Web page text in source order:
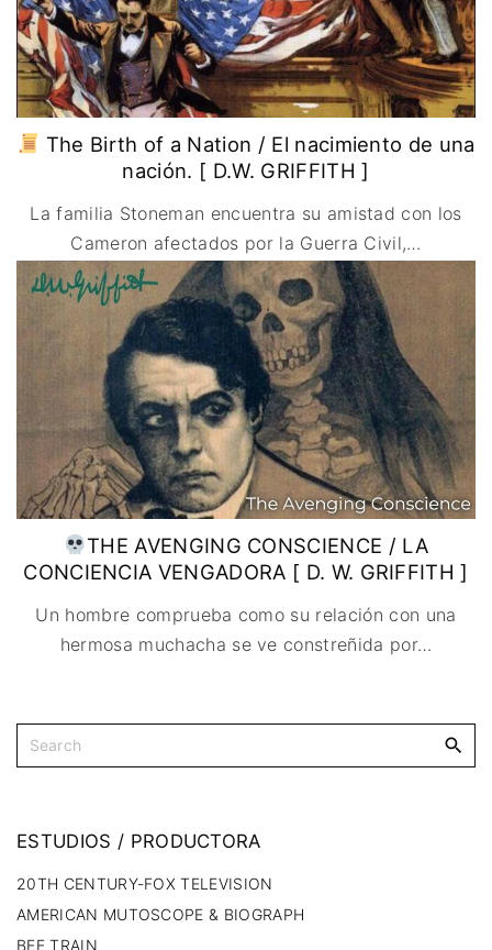
The Birth of a Nation / El nacimiento de una
nación. [ D.W. GRIFFITH ]
La familia Stoneman encuentra su amistad con los
Cameron afectados por la Guerra Civil,…
THE AVENGING CONSCIENCE / LA
CONCIENCIA VENGADORA [ D. W. GRIFFITH ]
Un hombre comprueba como su relación con una
hermosa muchacha se ve constreñida por…
ESTUDIOS / PRODUCTORA
20TH CENTURY-FOX TELEVISION
AMERICAN MUTOSCOPE & BIOGRAPH
BEE TRAIN